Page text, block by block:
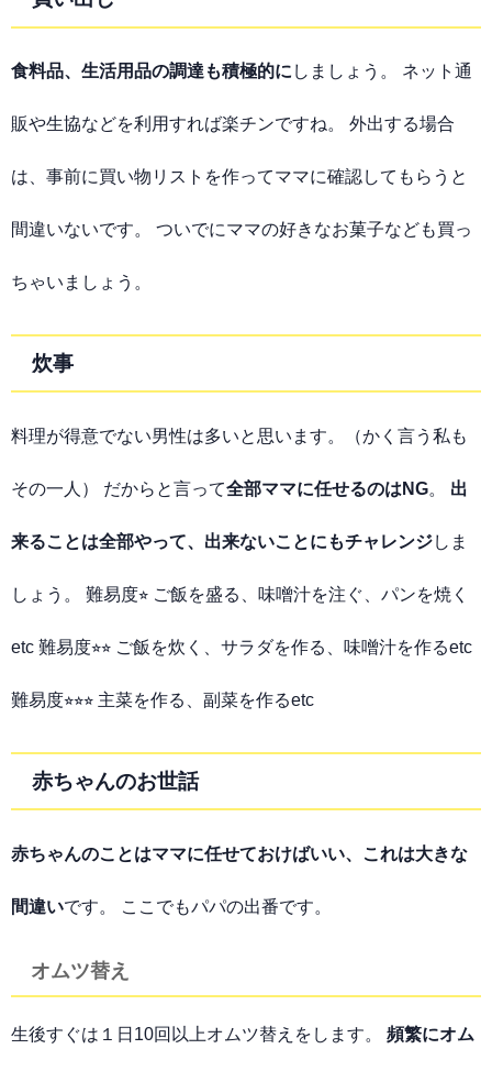
食料品、生活用品の調達も積極的に しましょう。 ネット通
販や生協などを利用すれば楽チンですね。 外出する場合
は、事前に買い物リストを作ってママに確認してもらうと
間違いないです。 ついでにママの好きなお菓子なども買っ
ちゃいましょう。
炊事
料理が得意でない男性は多いと思います。（かく言う私も
その一人） だからと言って全部ママに任せるのはNG。 出
来ることは全部やって、出来ないことにもチャレンジしま
しょう。 難易度⭐︎ ご飯を盛る、味噌汁を注ぐ、パンを焼く
etc 難易度⭐︎⭐︎ ご飯を炊く、サラダを作る、味噌汁を作るetc
難易度⭐︎⭐︎⭐︎ 主菜を作る、副菜を作るetc
赤ちゃんのお世話
赤ちゃんのことはママに任せておけばいい、これは大きな
間違いです。 ここでもパパの出番です。
オムツ替え
生後すぐは１日10回以上オムツ替えをします。 頻繁にオム